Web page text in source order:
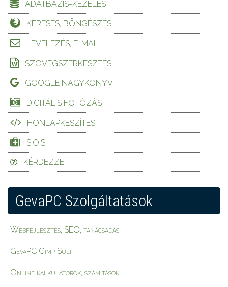
ADATBÁZIS-KEZELÉS
KERESÉS, BÖNGÉSZÉS
LEVELEZÉS, E-MAIL
SZÖVEGSZERKESZTÉS
GOOGLE NAGYKÖNYV
DIGITÁLIS FOTÓZÁS
HONLAPKÉSZÍTÉS
S.O.S
KÉRDEZZE +
GevaPC Szolgáltatások
Webfejlesztés, SEO, tanácsadás
GevaPC Gimp Suli
Online kalkulátorok, számítások